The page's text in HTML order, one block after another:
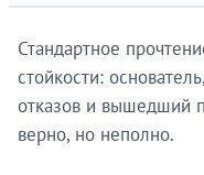
Стандартное
стойкости:
отказов и вышедший
верно, но неполно.